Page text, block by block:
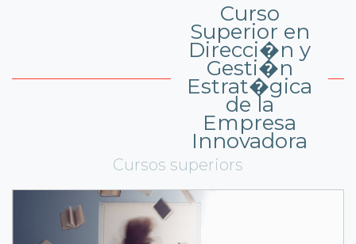
Curso
Superior en
Direcci�n y
Gesti�n
Estrat�gica
de la
Empresa
Innovadora
Cursos superiors